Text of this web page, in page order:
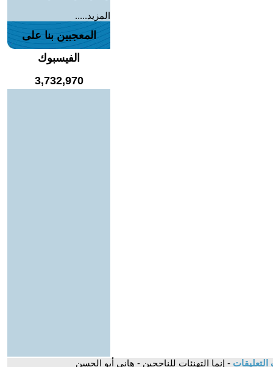
المزيد.....
المعجبين بنا على
الفيسبوك
3,732,970
- إنما التهنئات للناجحين - هاني أبو الحسن